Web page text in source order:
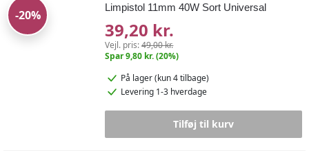
-20%
Limpistol 11mm 40W Sort Universal
39,20 kr.
Vejl. pris:49,00 kr.
Spar 9,80 kr. (20%)
På lager(kun 4 tilbage)
Levering 1-3 hverdage
Tilføj til kurv